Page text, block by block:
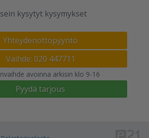
kysytyt kysymykset
Yhteydenottopyyntö
Vaihde: 020 447711
avoinna arkisin klo 9-16
Pyydä tarjous